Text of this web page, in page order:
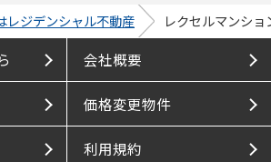
レジデンシャル不動産 レクセルマンシ
会社概要
価格変更物件
利用規約